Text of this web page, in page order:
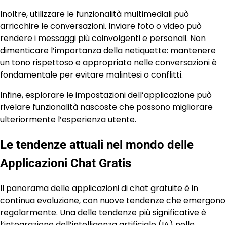
Inoltre, utilizzare le funzionalità multimediali può
arricchire le conversazioni. Inviare foto o video può
rendere i messaggi più coinvolgenti e personali. Non
dimenticare l’importanza della netiquette: mantenere
un tono rispettoso e appropriato nelle conversazioni è
fondamentale per evitare malintesi o conflitti.
Infine, esplorare le impostazioni dell’applicazione può
rivelare funzionalità nascoste che possono migliorare
ulteriormente l’esperienza utente.
Le tendenze attuali nel mondo delle
Applicazioni Chat Gratis
Il panorama delle applicazioni di chat gratuite è in
continua evoluzione, con nuove tendenze che emergono
regolarmente. Una delle tendenze più significative è